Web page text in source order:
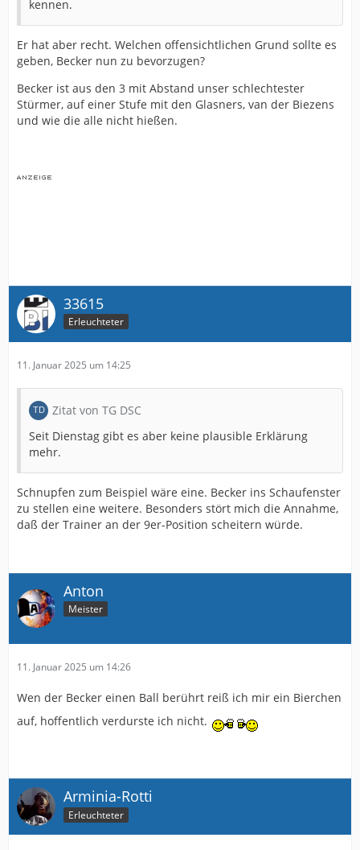
kennen.
Er hat aber recht. Welchen offensichtlichen Grund sollte es
geben, Becker nun zu bevorzugen?
Becker ist aus den 3 mit Abstand unser schlechtester
Stürmer, auf einer Stufe mit den Glasners, van der Biezens
und wie die alle nicht hießen.
33615
Erleuchteter
11. Januar 2025 um 14:25
Zitat von TG DSC
Seit Dienstag gibt es aber keine plausible Erklärung
mehr.
Schnupfen zum Beispiel wäre eine. Becker ins Schaufenster
zu stellen eine weitere. Besonders stört mich die Annahme,
daß der Trainer an der 9er-Position scheitern würde.
Anton
Meister
11. Januar 2025 um 14:26
Wen der Becker einen Ball berührt reiß ich mir ein Bierchen
auf, hoffentlich verdurste ich nicht.
Arminia-Rotti
Erleuchteter